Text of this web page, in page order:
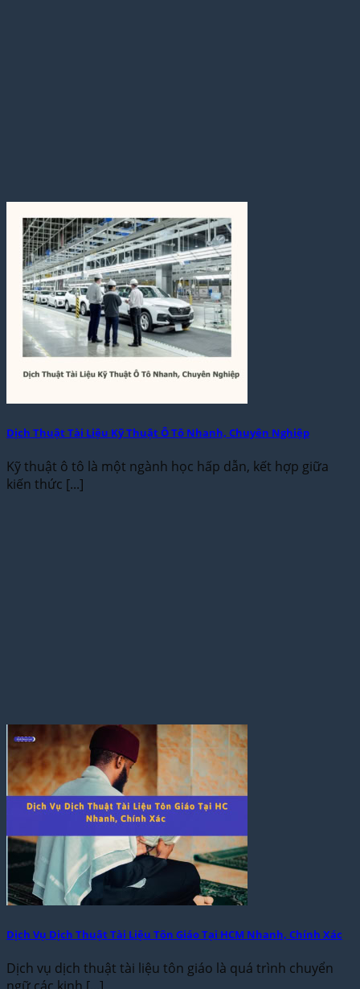
Dịch Thuật Tài Liệu Kỹ Thuật Ô Tô Nhanh, Chuyên Nghiệp
Kỹ thuật ô tô là một ngành học hấp dẫn, kết hợp giữa
kiến thức [...]
Dịch Vụ Dịch Thuật Tài Liệu Tôn Giáo Tại HCM Nhanh, Chính Xác
Dịch vụ dịch thuật tài liệu tôn giáo là quá trình chuyển